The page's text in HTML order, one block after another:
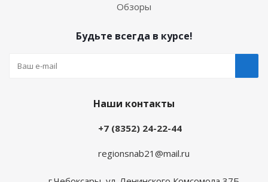
Обзоры
Будьте всегда в курсе!
Наши контакты
+7 (8352) 24-22-44
regionsnab21@mail.ru